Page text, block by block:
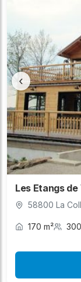
‹
Les Etangs de
58800 La
170 m²